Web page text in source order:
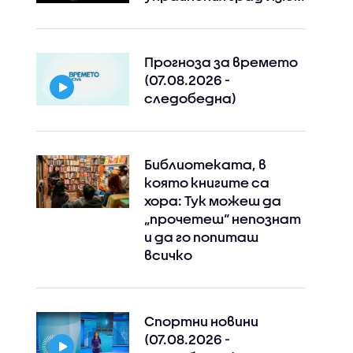
Прогноза за времето
(07.08.2026 -
следобедна)
Библиотеката, в
която книгите са
хора: Тук можеш да
„прочетеш“ непознат
и да го попиташ
всичко
Спортни новини
(07.08.2026 -